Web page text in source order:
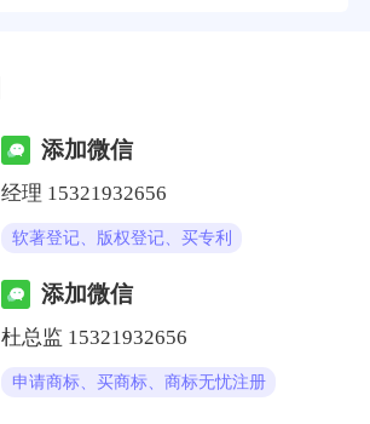
添加微信
经理 15321932656
软著登记、版权登记、买专利
添加微信
杜总监 15321932656
申请商标、买商标、商标无忧注册